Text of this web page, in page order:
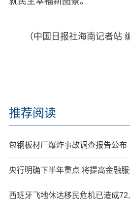
（中国日报社海南记者站
推荐阅读
包钢板材厂爆炸事故调查报告公布
央行明确下半年重点 将提高金融
西班牙飞地休达移民危机已造成72